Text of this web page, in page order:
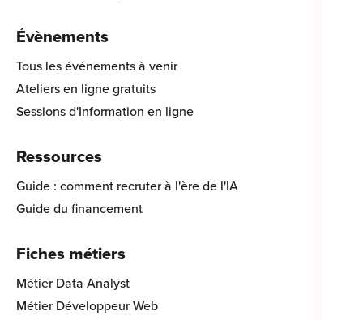
Évènements
Tous les événements à venir
Ateliers en ligne gratuits
Sessions d'Information en ligne
Ressources
Guide : comment recruter à l'ère de l'IA
Guide du financement
Fiches métiers
Métier Data Analyst
Métier Développeur Web